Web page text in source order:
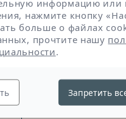
Свяжитесь с
информацию или
нажмите кнопку
больше о файлах
прочтите нашу
.
Запретить